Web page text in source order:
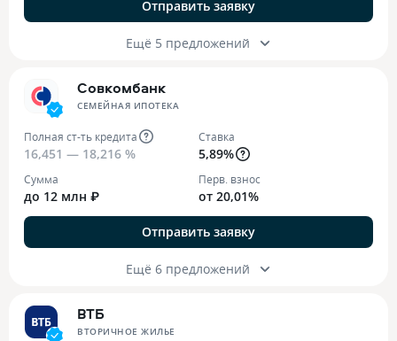
Отправить заявку
Ещё 5 предложений
Совкомбанк
СЕМЕЙНАЯ ИПОТЕКА
Полная ст-ть кредита
16,451 — 18,216 %
Ставка
5,89%
Сумма
до 12 млн ₽
Перв. взнос
от 20,01%
Отправить заявку
Ещё 6 предложений
ВТБ
ВТОРИЧНОЕ ЖИЛЬЕ